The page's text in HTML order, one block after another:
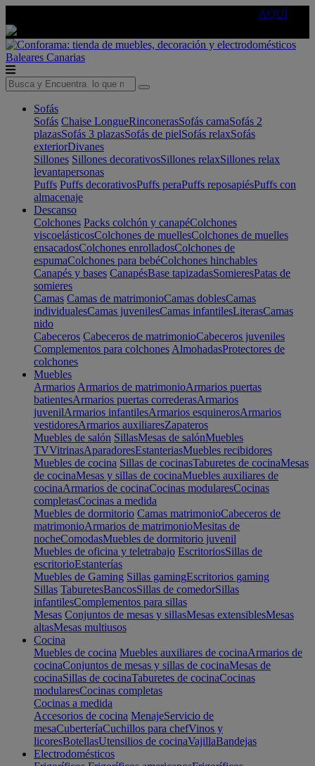
AQUÍ
Baleares Canarias
Sofás
Sofás Chaise LongueRinconerasSofás camaSofás 2
plazasSofás 3 plazasSofás de pielSofás relaxSofás
exteriorDivanes
Sillones Sillones decorativosSillones relaxSillones relax
levantapersonas
Puffs Puffs decorativosPuffs peraPuffs reposapiésPuffs con
almacenaje
Descanso
Colchones Packs colchón y canapéColchones
viscoelásticosColchones de muellesColchones de muelles
ensacadosColchones enrolladosColchones de
espumaColchones para bebéColchones hinchables
Canapés y bases CanapésBase tapizadasSomieresPatas de
somieres
Camas Camas de matrimonioCamas doblesCamas
individualesCamas juvenilesCamas infantilesLiterasCamas
nido
Cabeceros Cabeceros de matrimonioCabeceros juveniles
Complementos para colchones AlmohadasProtectores de
colchones
Muebles
Armarios Armarios de matrimonioArmarios puertas
batientesArmarios puertas correderasArmarios
juvenilArmarios infantilesArmarios esquinerosArmarios
vestidoresArmarios auxiliaresZapateros
Muebles de salón SillasMesas de salónMuebles
TVVitrinasAparadoresEstanteriasMuebles recibidores
Muebles de cocina Sillas de cocinasTaburetes de cocinaMesas
de cocinaMesas y sillas de cocinaMuebles auxiliares de
cocinaArmarios de cocinaCocinas modularesCocinas
completasCocinas a medida
Muebles de dormitorio Camas matrimonioCabeceros de
matrimonioArmarios de matrimonioMesitas de
nocheComodasMuebles de dormitorio juvenil
Muebles de oficina y teletrabajo EscritoriosSillas de
escritorioEstanterías
Muebles de Gaming Sillas gamingEscritorios gaming
Sillas TaburetesBancosSillas de comedorSillas
infantilesComplementos para sillas
Mesas Conjuntos de mesas y sillasMesas extensiblesMesas
altasMesas multiusos
Cocina
Muebles de cocina Muebles auxiliares de cocinaArmarios de
cocinaConjuntos de mesas y sillas de cocinaMesas de
cocinaSillas de cocinaTaburetes de cocinaCocinas
modularesCocinas completas
Cocinas a medida
Accesorios de cocina MenajeServicio de
mesaCuberteríaCuchillos para chefVinos y
licoresBotellasUtensilios de cocinaVajillaBandejas
Electrodomésticos